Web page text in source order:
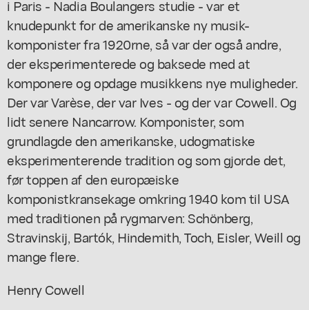
i Paris - Nadia Boulangers studie - var et
knudepunkt for de amerikanske ny musik-
komponister fra 1920rne, så var der også andre,
der eksperimenterede og baksede med at
komponere og opdage musikkens nye muligheder.
Der var Varèse, der var Ives - og der var Cowell. Og
lidt senere Nancarrow. Komponister, som
grundlagde den amerikanske, udogmatiske
eksperimenterende tradition og som gjorde det,
før toppen af den europæiske
komponistkransekage omkring 1940 kom til USA
med traditionen på rygmarven: Schönberg,
Stravinskij, Bartók, Hindemith, Toch, Eisler, Weill og
mange flere.
Henry Cowell